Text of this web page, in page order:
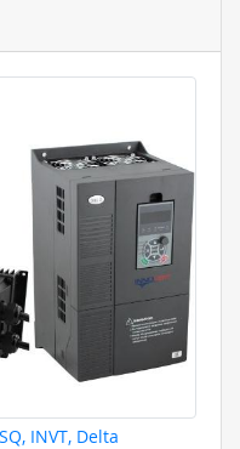
INVT, Delta